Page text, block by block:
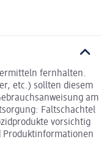
fernhalten.
etc.) sollten diesem
am
Faltschachtel
vorsichtig
Produktinformationen